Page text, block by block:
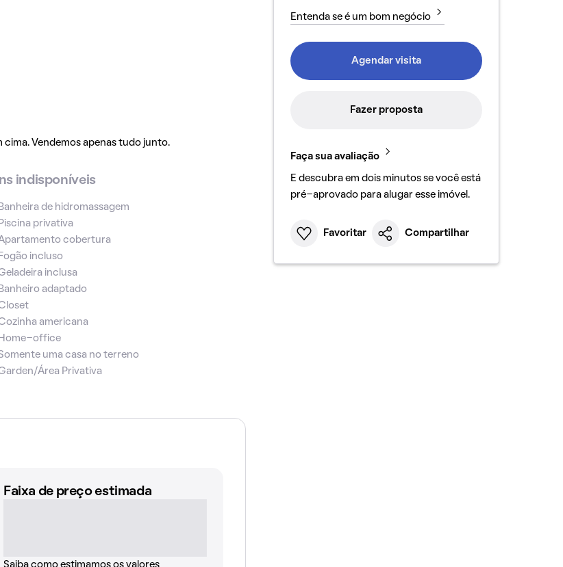
Vendemos apenas tudo junto.
indisponíveis
Banheira de hidromassagem
Piscina privativa
cobertura
Fogão incluso
inclusa
Banheiro adaptado
americana
Home-office
uma casa no terreno
Área Privativa
Faixa de preço estimada
Saiba como estimamos os valores
Entenda se é um bom negócio
Agendar visita
Fazer proposta
Faça sua avaliação
E descubra em dois minutos se você está
pré-aprovado para alugar esse imóvel.
Favoritar Compartilhar